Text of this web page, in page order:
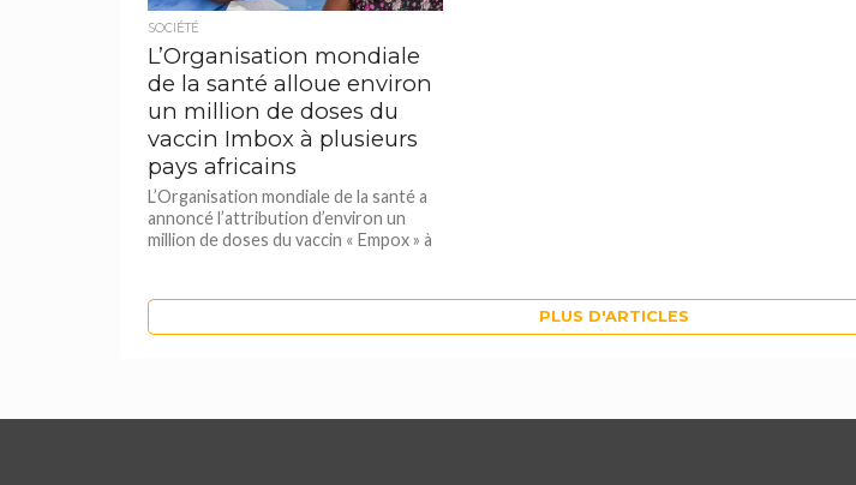
SOCIÉTÉ
L’Organisation mondiale
de la santé alloue environ
un million de doses du
vaccin Imbox à plusieurs
pays africains
L’Organisation mondiale de la santé a
annoncé l’attribution d’environ un
million de doses du vaccin « Empox » à
PLUS D'ARTICLES